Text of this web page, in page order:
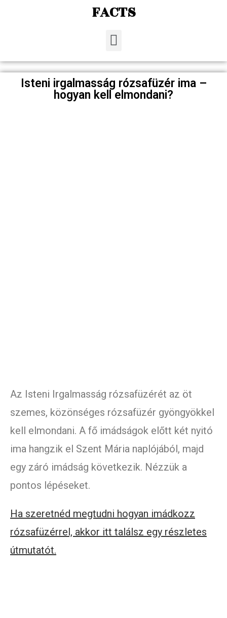
FACTS
Isteni irgalmasság rózsafüzér ima –
hogyan kell elmondani?
Az Isteni Irgalmasság rózsafüzérét az öt
szemes, közönséges rózsafüzér gyöngyökkel
kell elmondani. A fő imádságok előtt két nyitó
ima hangzik el Szent Mária naplójából, majd
egy záró imádság következik. Nézzük a
pontos lépéseket.
Ha szeretnéd megtudni hogyan imádkozz
rózsafüzérrel, akkor itt találsz egy részletes
útmutatót.